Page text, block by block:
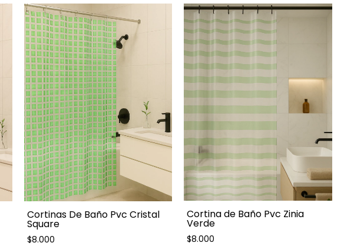
Cortinas De Baño Pvc Cristal
Square
$8.000
Cortina de Baño Pvc Zinia
Verde
$8.000